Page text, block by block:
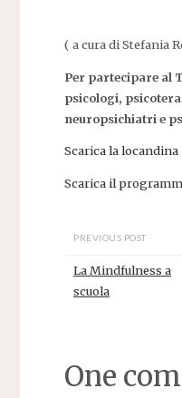
( a cura di Stefania
Per partecipare al
psicologi,
neuropsichiatri e
Scarica la locandina
Scarica il
PREVIOUS POST
La Mindfulness a
scuola
One